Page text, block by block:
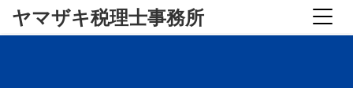
ヤマザキ税理士事務所